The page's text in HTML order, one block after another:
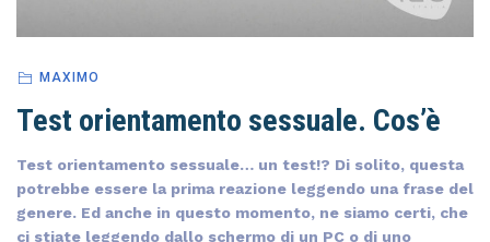
MAXIMO
Test orientamento sessuale. Cos’è
Test orientamento sessuale… un test!? Di solito, questa
potrebbe essere la prima reazione leggendo una frase del
genere. Ed anche in questo momento, ne siamo certi, che
ci stiate leggendo dallo schermo di un PC o di uno